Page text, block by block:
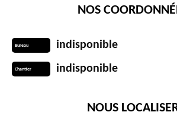
NOS
Bureau indisponible
Chantier indisponible
NOUS